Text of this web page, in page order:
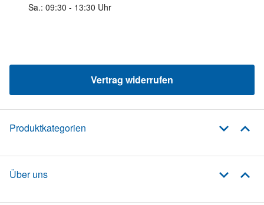
Sa.: 09:30 - 13:30 Uhr
Vertrag widerrufen
Produktkategorien
Über uns